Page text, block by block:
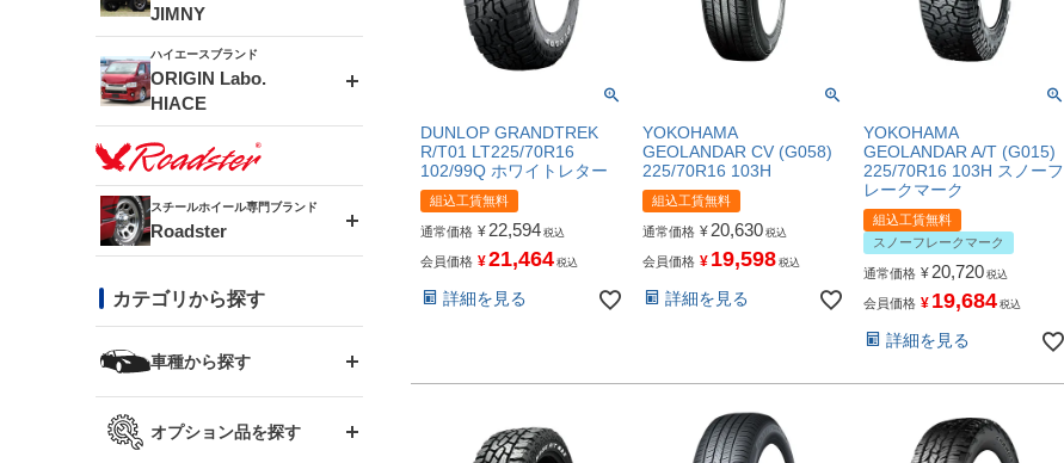
ドリフトライン
風神(180SX)
雷神(S15)
龍神(チェイサー)
レーシングライン
アタックライン
フロントフェンダー
リアフェンダー
ブラッシュフェンダー
コンバットアイ
GTウイング
リアウイング
JIMNY
アルミホイール
MUD-ZEUS
アルミホイール
MUD-SR7
MUD-S7
ボンネット
フェンダー
ハイエースブランド
ORIGIN Labo.
HIACE
エアロシリーズ
LUX MODEL SP
LUX MODEL
RUGGER MODEL
GROUND MODEL
オーバーフェンダー
リアウイング
スムージングバンパー
ワイパーガード
スチールホイール専門ブランド
Roadster
DAYTONA-RS
DAYTONA-RS NEO
まつど家 鉄漢
カテゴリから探す
車種から探す
トヨタ
オプション品を探す
DUNLOP GRANDTREK
R/T01 LT225/70R16
102/99Q ホワイトレター
組込工賃無料
通常価格 ¥ 22,594 税込
会員価格 ¥21,464 税込
詳細を見る
YOKOHAMA
GEOLANDAR CV (G058)
225/70R16 103H
組込工賃無料
通常価格 ¥ 20,630 税込
会員価格 ¥ 19,598 税込
詳細を見る
YOKOHAMA
GEOLANDAR A/T (G015)
225/70R16 103H スノーフ
レークマーク
組込工賃無料
スノーフレークマーク
通常価格 ¥ 20,720 税込
会員価格 ¥ 19,684 税込
詳細を見る